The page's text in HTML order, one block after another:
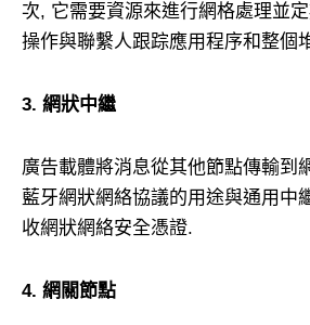
次, 它需要資源來進行網格處理並
操作與聯繫人跟踪應用程序和整個
3. 網狀中繼
廣告載體將消息從其他節點傳輸到
藍牙網狀網絡協議的用途與通用中
收網狀網絡安全憑證.
4. 網關節點